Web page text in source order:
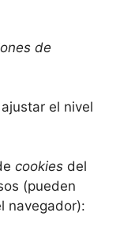
de
el nivel
cookies del
(pueden
navegador):